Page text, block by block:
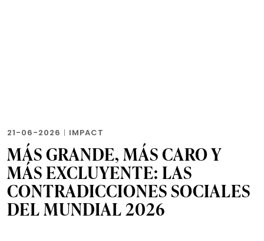
21-06-2026 | IMPACT
MÁS GRANDE, MÁS CARO Y
MÁS EXCLUYENTE: LAS
CONTRADICCIONES SOCIALES
DEL MUNDIAL 2026